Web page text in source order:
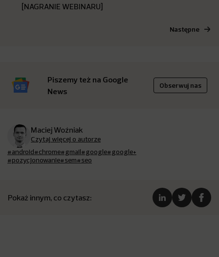
[NAGRANIE WEBINARU]
Następne
Piszemy też na Google
News
Obserwuj nas
Maciej Woźniak
Czytaj więcej o autorze
#android#chrome#gmail#google#google+
#pozycjonowanie#sem#seo
Pokaż innym, co czytasz: